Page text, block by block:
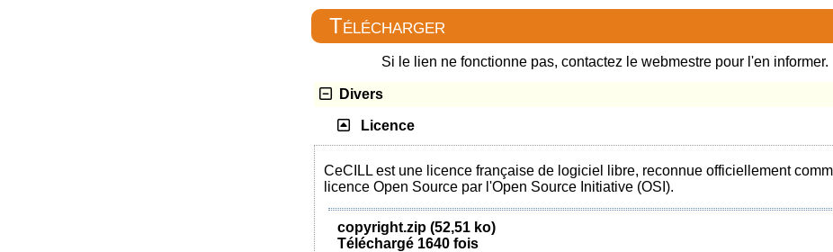
Télécharger
Si le lien ne fonctionne pas, contactez le webmestre pour l'en informer.
Divers
Licence
CeCILL est une licence française de logiciel libre, reconnue officiellement
licence Open Source par l'Open Source Initiative (OSI).
copyright.zip (52,51 ko)
Téléchargé 1640 fois